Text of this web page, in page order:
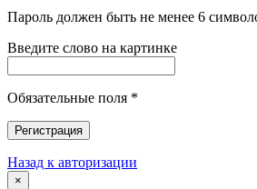
Пароль должен быть не менее 6
Введите слово на картинке
Обязательные поля *
Регистрация
Назад к авторизации
×